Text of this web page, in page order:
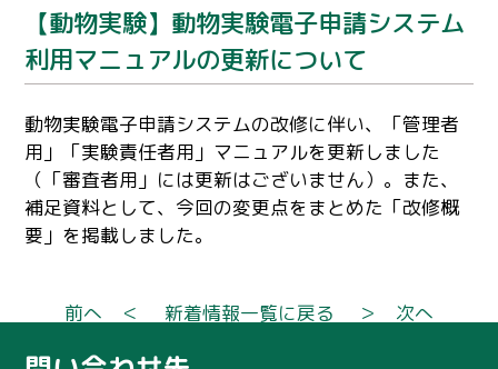
【動物実験】動物実験電子申請システム
利用マニュアルの更新について
動物実験電子申請システムの改修に伴い、「管理者
用」「実験責任者用」マニュアルを更新しました
（「審査者用」には更新はございません）。また、
補足資料として、今回の変更点をまとめた「改修概
要」を掲載しました。
前へ ＜ 新着情報一覧に戻る ＞ 次へ